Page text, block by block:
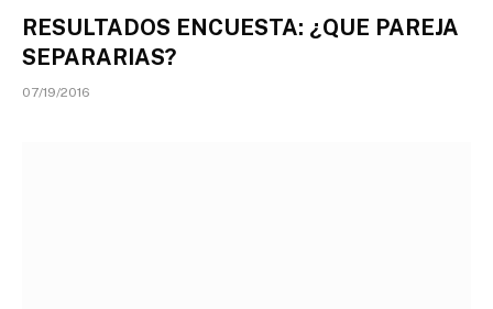
RESULTADOS ENCUESTA: ¿QUE PAREJA
SEPARARIAS?
07/19/2016